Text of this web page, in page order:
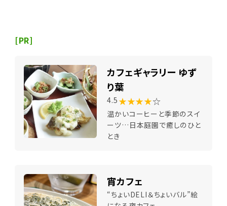
[PR]
カフェギャラリー ゆず
り葉
4.5 ★★★★☆
温かいコーヒーと季節のスイ
ーツ…日本庭園で癒しのひと
とき
宵カフェ
“ちょいDELI＆ちょいバル”絵